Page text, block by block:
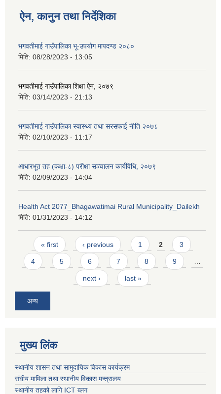
ऐन, कानुन तथा निर्देशिका
भगवतीमाई गाउँपालिका भू-उपयोग मापदण्ड २०८०
मिति: 08/28/2023 - 13:05
भगवतीमाई गाउँपालिका शिक्षा ऐन, २०७९
मिति: 03/14/2023 - 21:13
भगवतीमाई गाउँपालिका स्वास्थ्य तथा सरसफाई नीति २०७८
मिति: 02/10/2023 - 11:17
आधारभूत तह (कक्षा-८) परीक्षा सञ्चालन कार्यविधि, २०७९
मिति: 02/09/2023 - 14:04
Health Act 2077_Bhagawatimai Rural Municipality_Dailekh
मिति: 01/31/2023 - 14:12
Pages
« first ‹ previous 1 2 3
4 5 6 7 8 9
next › last »
अन्य
मुख्य लिंक
स्थानीय शासन तथा सामुदायिक विकास कार्यक्रम
संघीय मामिला तथा स्थानीय विकास मन्त्रालय
स्थानीय तहको लागि ICT ब्लग